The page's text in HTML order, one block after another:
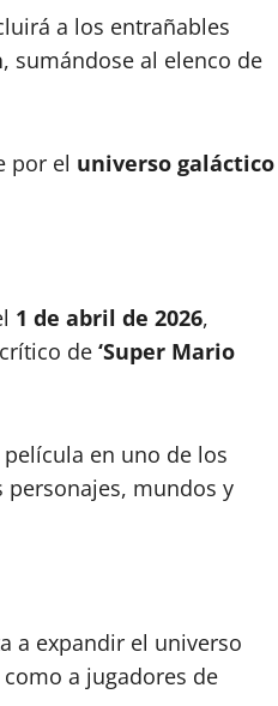
a los entrañables
, sumándose al elenco de
por el universo galáctico
1 de abril de 2026,
de ‘Super Mario
en uno de los
personajes, mundos y
a expandir el universo
a jugadores de